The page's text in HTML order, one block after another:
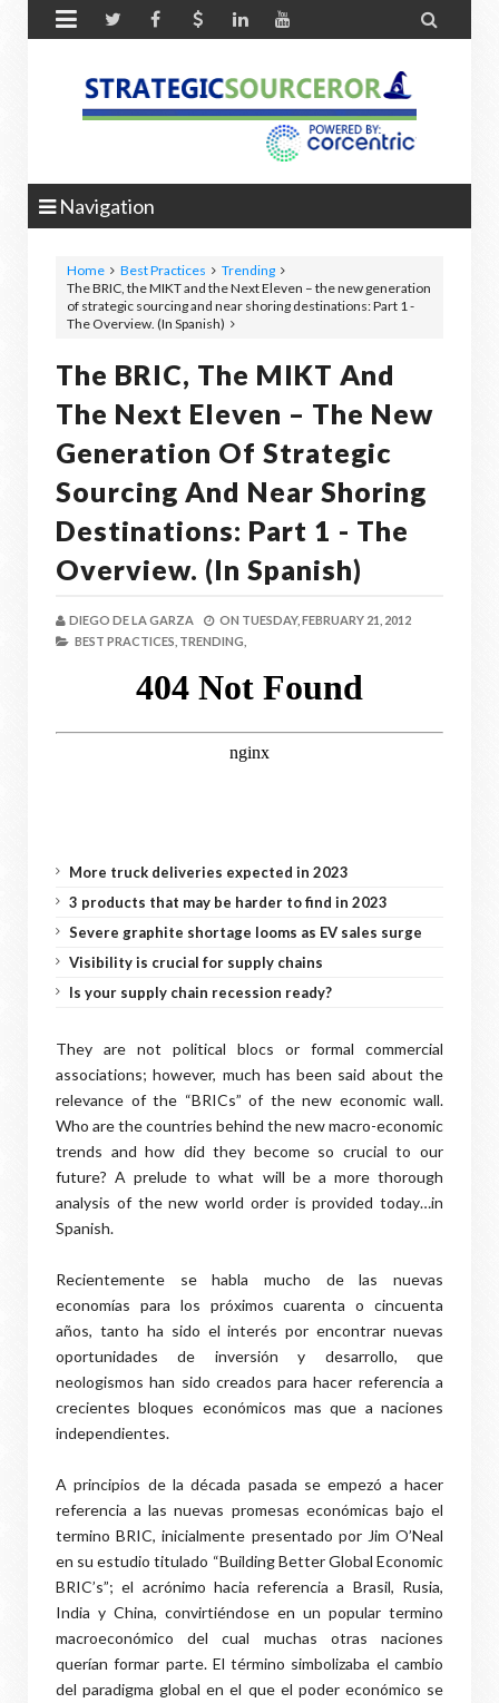
 
Navigation
Home Best Practices
Trending
The BRIC, the MIKT and the Next Eleven – the new generation
of strategic sourcing and near shoring destinations: Part 1 -
The Overview. (In Spanish)
The BRIC, The MIKT And
The Next Eleven – The New
Generation Of Strategic
Sourcing And Near Shoring
Destinations: Part 1 - The
Overview. (In Spanish)
DIEGO DE LA GARZA ON TUESDAY, FEBRUARY 21, 2012
BEST PRACTICES, TRENDING,
More truck deliveries expected in 2023
3 products that may be harder to find in 2023
Severe graphite shortage looms as EV sales surge
Visibility is crucial for supply chains
Is your supply chain recession ready?
They are not political blocs or formal commercial
associations; however, much has been said about the
relevance of the “BRICs” of the new economic wall.
Who are the countries behind the new macro-economic
trends and how did they become so crucial to our
future? A prelude to what will be a more thorough
analysis of the new world order is provided today…in
Spanish.
Recientemente se habla mucho de las nuevas
economías para los próximos cuarenta o cincuenta
años, tanto ha sido el interés por encontrar nuevas
oportunidades de inversión y desarrollo, que
neologismos han sido creados para hacer referencia a
crecientes bloques económicos mas que a naciones
independientes.
A principios de la década pasada se empezó a hacer
referencia a las nuevas promesas económicas bajo el
termino BRIC, inicialmente presentado por Jim O’Neal
en su estudio titulado “Building Better Global Economic
BRIC’s”; el acrónimo hacia referencia a Brasil, Rusia,
India y China, convirtiéndose en un popular termino
macroeconómico del cual muchas otras naciones
querían formar parte. El término simbolizaba el cambio
del paradigma global en el que el poder económico se